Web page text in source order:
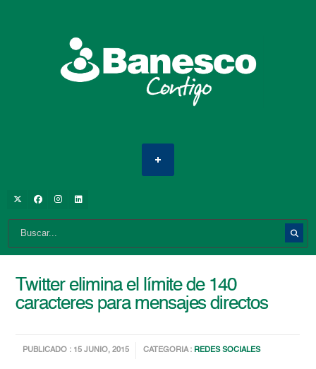
Twitter elimina el límite de 140
caracteres para mensajes directos
PUBLICADO : 15 JUNIO, 2015 CATEGORIA : REDES SOCIALES